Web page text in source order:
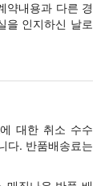
약내용과 다른 경
을 인지하신 날로
대한 취소 수수
다. 반품배송료는